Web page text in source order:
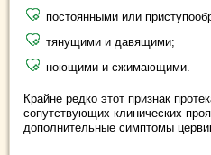
постоянными или
тянущими и давящими;
ноющими и сжимающими.
Крайне редко этот признак
сопутствующих клинических
дополнительные симптомы